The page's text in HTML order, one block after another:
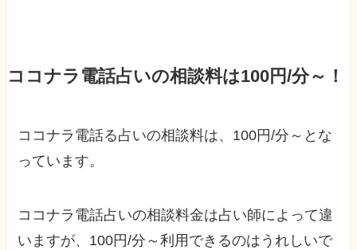
ココナラ電話占いの相談料は100円/分～！
ココナラ電話る占いの相談料は、100円/分～とな
っています。
ココナラ電話占いの相談料金は占い師によって違
いますが、100円/分～利用できるのはうれしいで